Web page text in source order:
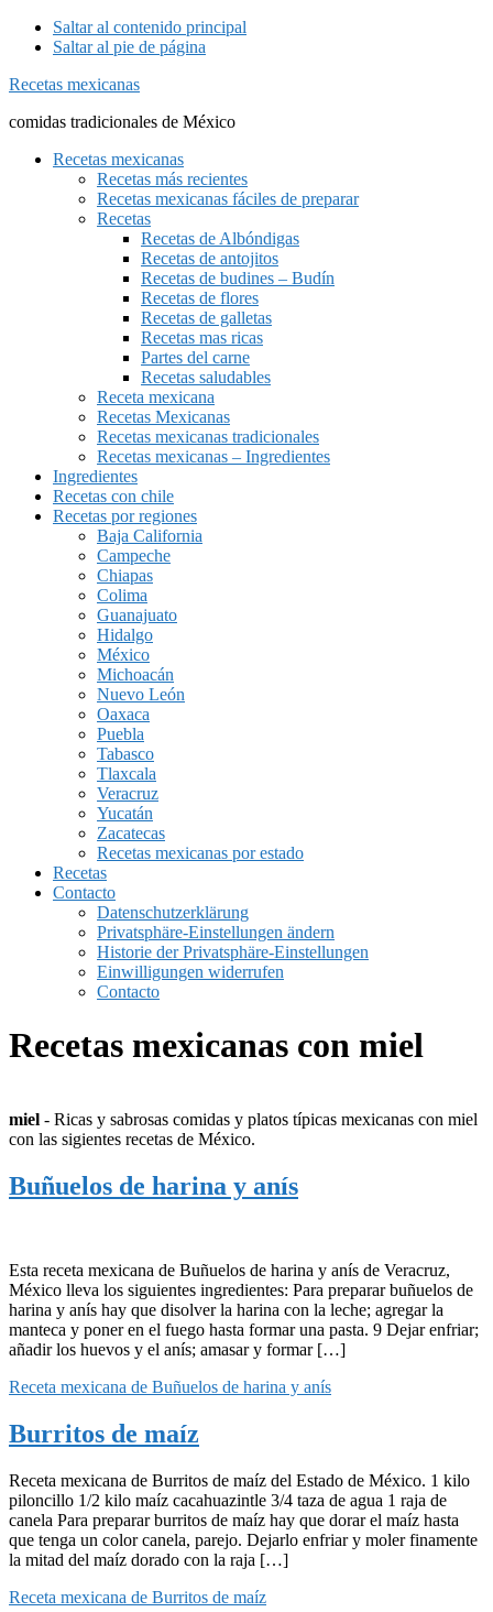
Saltar al contenido principal
Saltar al pie de página
Recetas mexicanas
comidas tradicionales de México
Recetas mexicanas
Recetas más recientes
Recetas mexicanas fáciles de preparar
Recetas
Recetas de Albóndigas
Recetas de antojitos
Recetas de budines – Budín
Recetas de flores
Recetas de galletas
Recetas mas ricas
Partes del carne
Recetas saludables
Receta mexicana
Recetas Mexicanas
Recetas mexicanas tradicionales
Recetas mexicanas – Ingredientes
Ingredientes
Recetas con chile
Recetas por regiones
Baja California
Campeche
Chiapas
Colima
Guanajuato
Hidalgo
México
Michoacán
Nuevo León
Oaxaca
Puebla
Tabasco
Tlaxcala
Veracruz
Yucatán
Zacatecas
Recetas mexicanas por estado
Recetas
Contacto
Datenschutzerklärung
Privatsphäre-Einstellungen ändern
Historie der Privatsphäre-Einstellungen
Einwilligungen widerrufen
Contacto
Recetas mexicanas con miel
miel - Ricas y sabrosas comidas y platos típicas mexicanas con miel
con las sigientes recetas de México.
Buñuelos de harina y anís
Esta receta mexicana de Buñuelos de harina y anís de Veracruz,
México lleva los siguientes ingredientes: Para preparar buñuelos de
harina y anís hay que disolver la harina con la leche; agregar la
manteca y poner en el fuego hasta formar una pasta. 9 Dejar enfriar;
añadir los huevos y el anís; amasar y formar […]
Receta mexicana de Buñuelos de harina y anís
Burritos de maíz
Receta mexicana de Burritos de maíz del Estado de México. 1 kilo
piloncillo 1/2 kilo maíz cacahuazintle 3/4 taza de agua 1 raja de
canela Para preparar burritos de maíz hay que dorar el maíz hasta
que tenga un color canela, parejo. Dejarlo enfriar y moler finamente
la mitad del maíz dorado con la raja […]
Receta mexicana de Burritos de maíz